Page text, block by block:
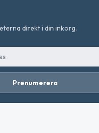
direkt i din inkorg.
Prenumerera